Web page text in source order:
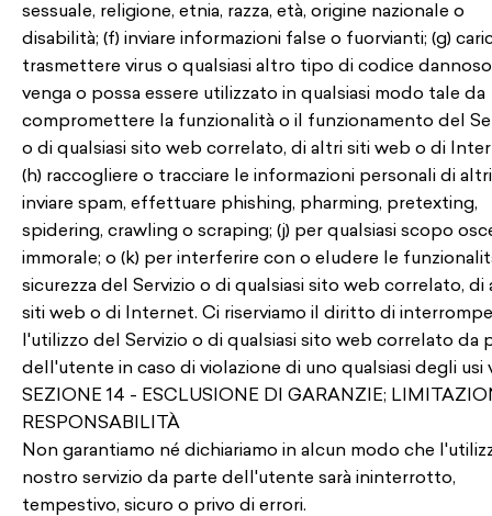
sessuale, religione, etnia, razza, età, origine nazionale o
disabilità; (f) inviare informazioni false o fuorvianti; (g)
trasmettere virus o qualsiasi altro tipo di codice
venga o possa essere utilizzato in qualsiasi modo tale da
compromettere la funzionalità o il funzionamento del
o di qualsiasi sito web correlato, di altri siti web o di
(h) raccogliere o tracciare le informazioni personali di
inviare spam, effettuare phishing, pharming, pretexting,
spidering, crawling o scraping; (j) per qualsiasi scopo
immorale; o (k) per interferire con o eludere le
sicurezza del Servizio o di qualsiasi sito web correlato, di
siti web o di Internet. Ci riserviamo il diritto di
l'utilizzo del Servizio o di qualsiasi sito web correlato da
dell'utente in caso di violazione di uno qualsiasi degli usi
SEZIONE 14 - ESCLUSIONE DI GARANZIE;
RESPONSABILITÀ
Non garantiamo né dichiariamo in alcun modo che
nostro servizio da parte dell'utente sarà ininterrotto,
tempestivo, sicuro o privo di errori.